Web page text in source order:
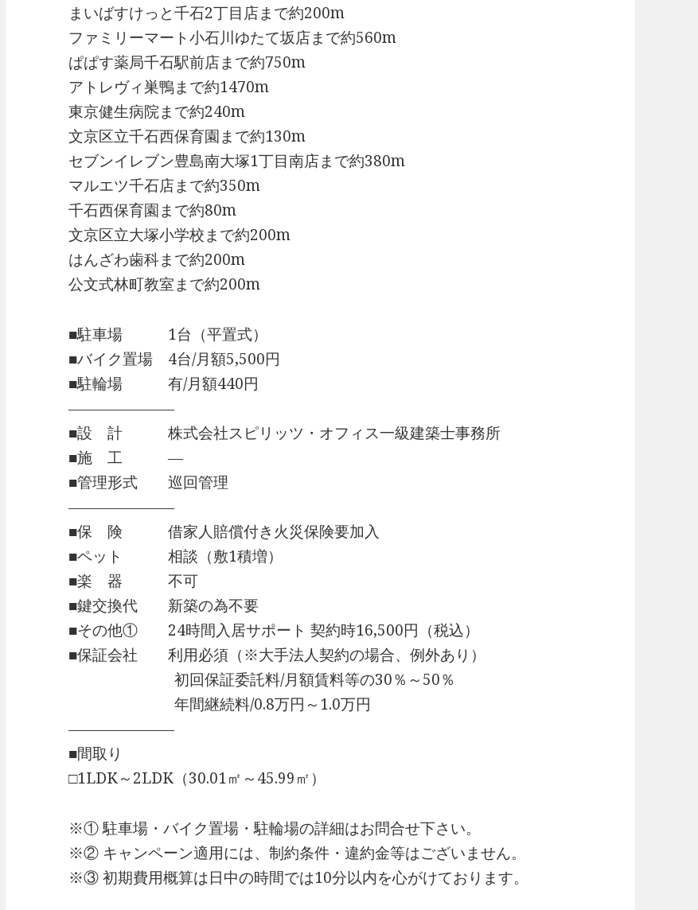
まいばすけっと千石2丁目店まで約200m
ファミリーマート小石川ゆたて坂店まで約560m
ぱぱす薬局千石駅前店まで約750m
アトレヴィ巣鴨まで約1470m
東京健生病院まで約240m
文京区立千石西保育園まで約130m
セブンイレブン豊島南大塚1丁目南店まで約380m
マルエツ千石店まで約350m
千石西保育園まで約80m
文京区立大塚小学校まで約200m
はんざわ歯科まで約200m
公文式林町教室まで約200m
■駐車場 1台（平置式）
■バイク置場 4台/月額5,500円
■駐輪場 有/月額440円
―――――――
■設 計 株式会社スピリッツ・オフィス一級建築士事務所
■施 工 ―
■管理形式 巡回管理
―――――――
■保 険 借家人賠償付き火災保険要加入
■ペット 相談（敷1積増）
■楽 器 不可
■鍵交換代 新築の為不要
■その他① 24時間入居サポート 契約時16,500円（税込）
■保証会社 利用必須（※大手法人契約の場合、例外あり）
初回保証委託料/月額賃料等の30％～50％
年間継続料/0.8万円～1.0万円
―――――――
■間取り
□1LDK～2LDK（30.01㎡～45.99㎡）
※① 駐車場・バイク置場・駐輪場の詳細はお問合せ下さい。
※② キャンペーン適用には、制約条件・違約金等はございません。
※③ 初期費用概算は日中の時間では10分以内を心がけております。